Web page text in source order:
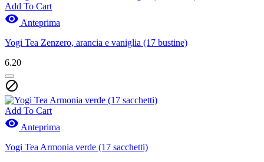
Add To Cart
 Anteprima
Yogi Tea Zenzero, arancia e vaniglia (17 bustine)
6.20

Add To Cart
 Anteprima
Yogi Tea Armonia verde (17 sacchetti)